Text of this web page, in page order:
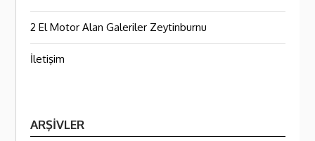
2 El Motor Alan Galeriler Zeytinburnu
İletişim
ARŞIVLER